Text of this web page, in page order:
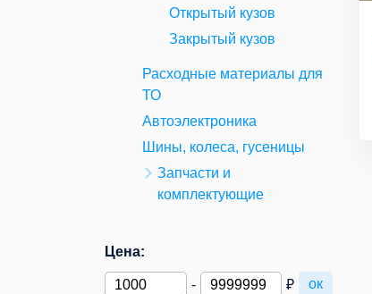
Открытый кузов
Закрытый кузов
Расходные материалы для
ТО
Автоэлектроника
Шины, колеса, гусеницы
Запчасти и
комплектующие
Цена:
- ₽ ок